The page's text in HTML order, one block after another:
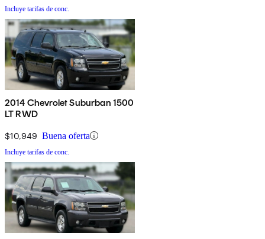
Incluye tarifas de conc.
2014 Chevrolet Suburban 1500
LT RWD
$10,949 Buena oferta
Incluye tarifas de conc.